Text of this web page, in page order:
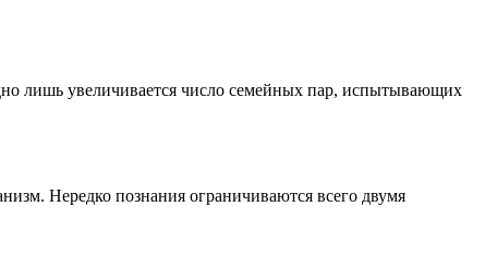
лишь увеличивается число семейных пар, испытывающих
Нередко познания ограничиваются всего двумя